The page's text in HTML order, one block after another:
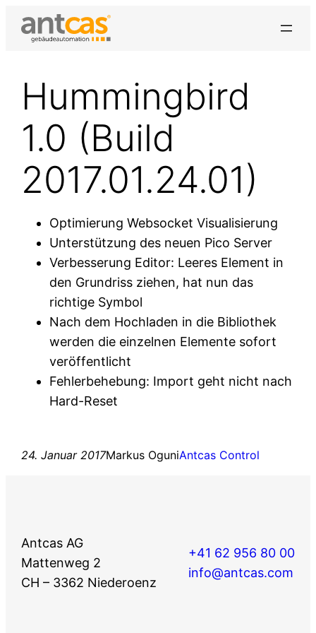
Zum
Inhalt
Hummingbird
1.0 (Build
2017.01.24.01)
Optimierung Websocket Visualisierung
Unterstützung des neuen Pico Server
Verbesserung Editor: Leeres Element in
den Grundriss ziehen, hat nun das
richtige Symbol
Nach dem Hochladen in die Bibliothek
werden die einzelnen Elemente sofort
veröffentlicht
Fehlerbehebung: Import geht nicht nach
Hard-Reset
24. Januar 2017Markus OguniAntcas Control
Antcas AG
Mattenweg 2
CH – 3362 Niederoenz
+41 62 956 80 00
info@antcas.com